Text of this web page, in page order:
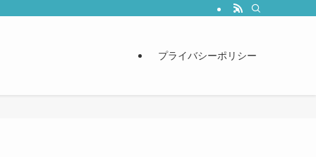
プライバシーポリシー